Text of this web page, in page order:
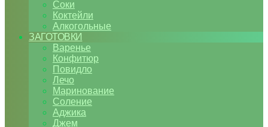
Соки
Коктейли
Алкогольные
ЗАГОТОВКИ
Варенье
Конфитюр
Повидло
Лечо
Маринование
Соление
Аджика
Джем